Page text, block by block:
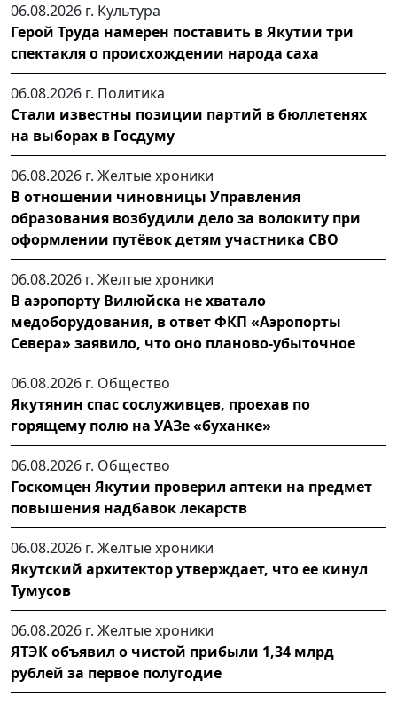
06.08.2026 г. Культура
Герой Труда намерен поставить в Якутии три
спектакля о происхождении народа саха
06.08.2026 г. Политика
Стали известны позиции партий в бюллетенях
на выборах в Госдуму
06.08.2026 г. Желтые хроники
В отношении чиновницы Управления
образования возбудили дело за волокиту при
оформлении путёвок детям участника СВО
06.08.2026 г. Желтые хроники
В аэропорту Вилюйска не хватало
медоборудования, в ответ ФКП «Аэропорты
Севера» заявило, что оно планово-убыточное
06.08.2026 г. Общество
Якутянин спас сослуживцев, проехав по
горящему полю на УАЗе «буханке»
06.08.2026 г. Общество
Госкомцен Якутии проверил аптеки на предмет
повышения надбавок лекарств
06.08.2026 г. Желтые хроники
Якутский архитектор утверждает, что ее кинул
Тумусов
06.08.2026 г. Желтые хроники
ЯТЭК объявил о чистой прибыли 1,34 млрд
рублей за первое полугодие